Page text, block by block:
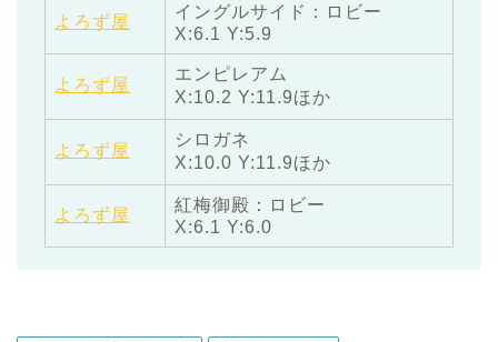
よろず屋
イングルサイド：ロビー
X:6.1 Y:5.9
よろず屋
エンピレアム
X:10.2 Y:11.9ほか
よろず屋
シロガネ
X:10.0 Y:11.9ほか
よろず屋
紅梅御殿：ロビー
X:6.1 Y:6.0